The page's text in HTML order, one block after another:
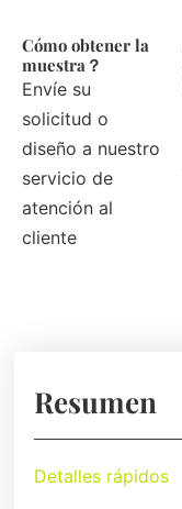
Cómo obtener la
muestra？
Envíe su
solicitud o
diseño a nuestro
servicio de
atención al
cliente
Resumen
Detalles rápidos